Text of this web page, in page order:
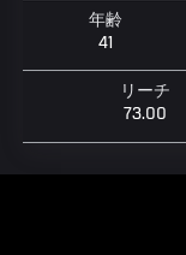
年齢
41
リーチ
73.00